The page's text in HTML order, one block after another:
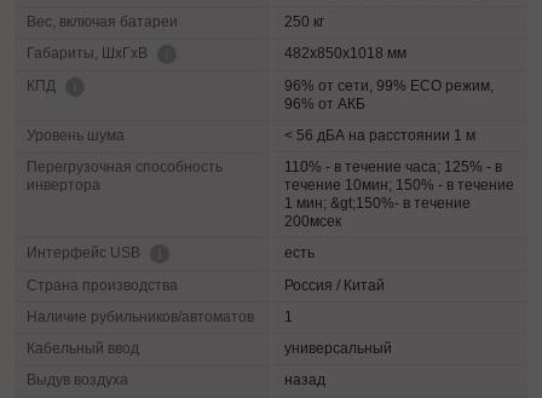
Вес, включая батареи
250 кг
Габариты, ШхГхВ
482х850х1018 мм
КПД
96% от сети, 99% ECO режим,
96% от АКБ
Уровень шума
< 56 дБА на расстоянии 1 м
Перегрузочная способность
инвертора
110% - в течение часа; 125% - в
течение 10мин; 150% - в течение
1 мин; &gt;150%- в течение
200мсек
Интерфейс USB
есть
Страна производства
Россия / Китай
Наличие рубильников/автоматов
1
Кабельный ввод
универсальный
Выдув воздуха
назад